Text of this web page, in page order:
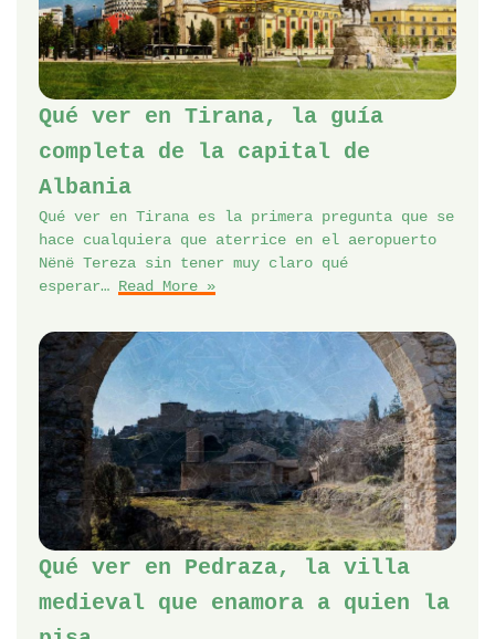
Qué ver en Tirana, la guía
completa de la capital de
Albania
Qué ver en Tirana es la primera pregunta que se
hace cualquiera que aterrice en el aeropuerto
Nënë Tereza sin tener muy claro qué
esperar… Read More »
Qué ver en Pedraza, la villa
medieval que enamora a quien la